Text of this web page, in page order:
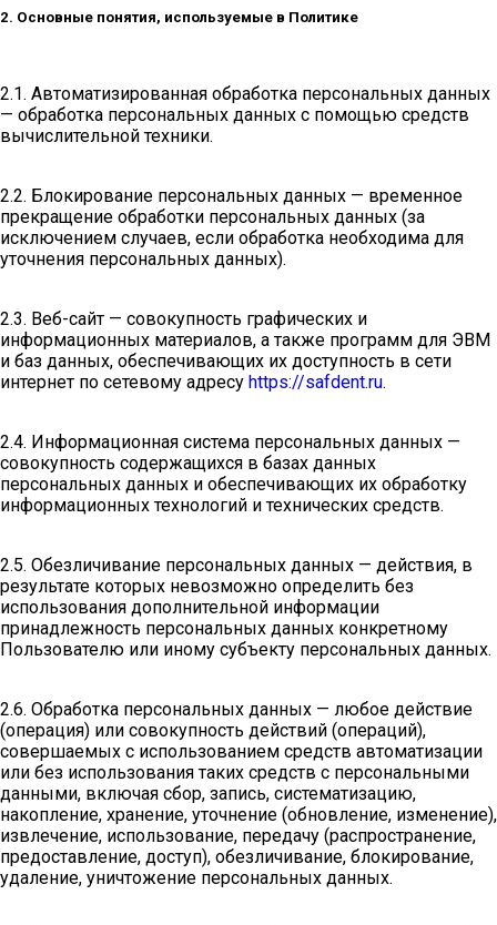
2. Основные понятия, используемые в Политике
2.1. Автоматизированная обработка персональных данных
— обработка персональных данных с помощью средств
вычислительной техники.
2.2. Блокирование персональных данных — временное
прекращение обработки персональных данных (за
исключением случаев, если обработка необходима для
уточнения персональных данных).
2.3. Веб-сайт — совокупность графических и
информационных материалов, а также программ для ЭВМ
и баз данных, обеспечивающих их доступность в сети
интернет по сетевому адресу https://safdent.ru.
2.4. Информационная система персональных данных —
совокупность содержащихся в базах данных
персональных данных и обеспечивающих их обработку
информационных технологий и технических средств.
2.5. Обезличивание персональных данных — действия, в
результате которых невозможно определить без
использования дополнительной информации
принадлежность персональных данных конкретному
Пользователю или иному субъекту персональных данных.
2.6. Обработка персональных данных — любое действие
(операция) или совокупность действий (операций),
совершаемых с использованием средств автоматизации
или без использования таких средств с персональными
данными, включая сбор, запись, систематизацию,
накопление, хранение, уточнение (обновление, изменение),
извлечение, использование, передачу (распространение,
предоставление, доступ), обезличивание, блокирование,
удаление, уничтожение персональных данных.